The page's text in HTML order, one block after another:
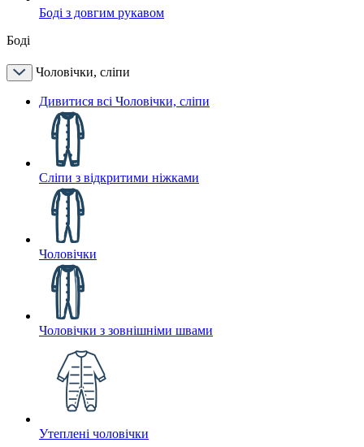
Боді з довгим рукавом
Боді
Чоловічки, сліпи
Дивитися всі Чоловічки, сліпи
Сліпи з відкритими ніжками
Чоловічки
Чоловічки з зовнішніми швами
Утеплені чоловічки